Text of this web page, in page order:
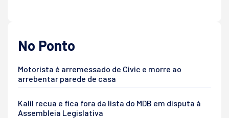
No Ponto
Motorista é arremessado de Civic e morre ao
arrebentar parede de casa
Kalil recua e fica fora da lista do MDB em disputa à
Assembleia Legislativa